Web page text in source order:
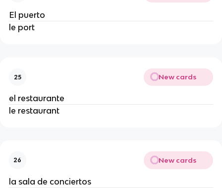
El puerto
le port
25 New cards
el restaurante
le restaurant
26 New cards
la sala de conciertos